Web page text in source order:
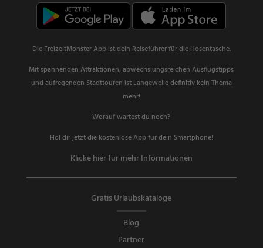
Die FreizeitMonster App ist dein Reiseführer für die Hosentasche.
Mit spannenden Attraktionen, abwechslungsreichen Ausflugstipps
und aufregenden Stadttouren ist Langeweile definitiv kein Thema
mehr!
Worauf wartest du noch?
Hol dir jetzt die kostenlose App für dein Smartphone!
Klicke hier für mehr Informationen
Gratis Urlaubskataloge
Blog
Partner